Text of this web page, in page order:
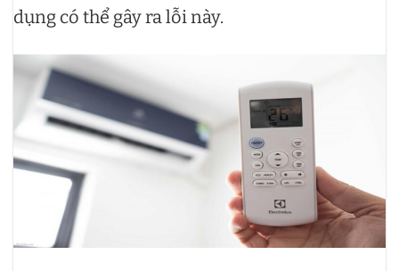
dụng có thể gây ra lỗi này.